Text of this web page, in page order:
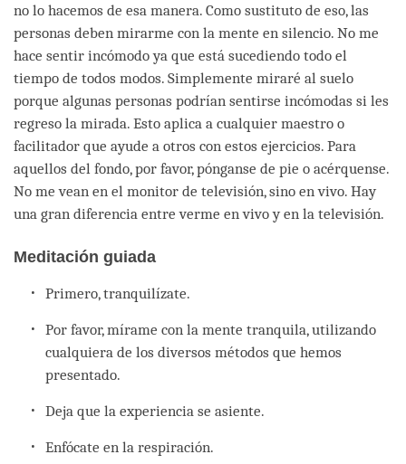
no lo hacemos de esa manera. Como sustituto de eso, las
personas deben mirarme con la mente en silencio. No me
hace sentir incómodo ya que está sucediendo todo el
tiempo de todos modos. Simplemente miraré al suelo
porque algunas personas podrían sentirse incómodas si les
regreso la mirada. Esto aplica a cualquier maestro o
facilitador que ayude a otros con estos ejercicios. Para
aquellos del fondo, por favor, pónganse de pie o acérquense.
No me vean en el monitor de televisión, sino en vivo. Hay
una gran diferencia entre verme en vivo y en la televisión.
Meditación guiada
Primero, tranquilízate.
Por favor, mírame con la mente tranquila, utilizando
cualquiera de los diversos métodos que hemos
presentado.
Deja que la experiencia se asiente.
Enfócate en la respiración.